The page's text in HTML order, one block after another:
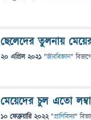
ছেলেদের তুলনায়
20 এপ্রিল 2021 "জীববিজ্ঞান"
মেয়েদের চুল এতো
10 ফেব্রুয়ারি 2022 "প্রাণিবিদ্যা"